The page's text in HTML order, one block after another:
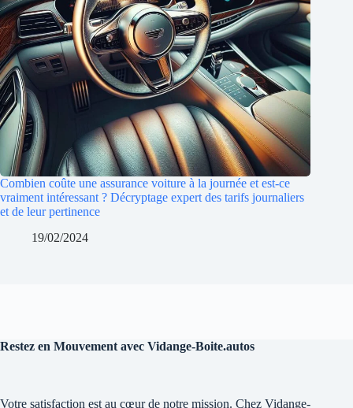
Combien coûte une assurance voiture à la journée et est-ce
vraiment intéressant ? Décryptage expert des tarifs journaliers
et de leur pertinence
19/02/2024
Restez en Mouvement avec Vidange-Boite.autos
Votre satisfaction est au cœur de notre mission. Chez Vidange-